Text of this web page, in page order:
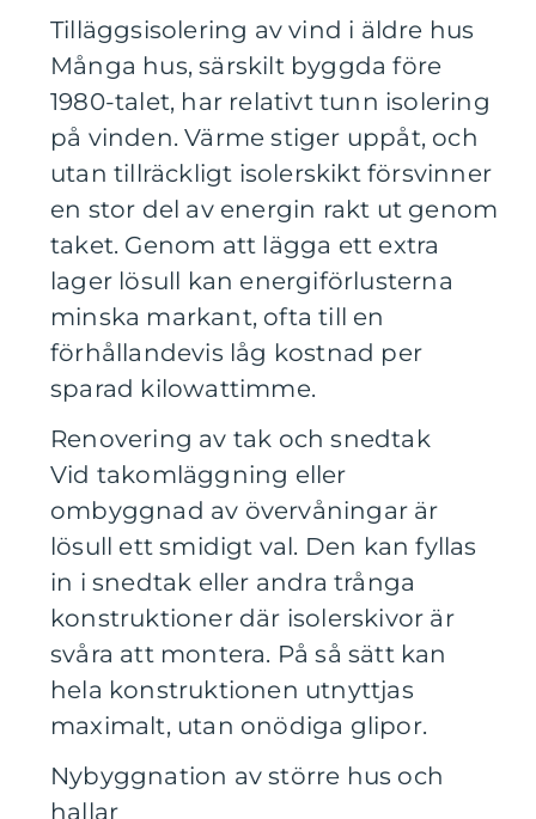
Tilläggsisolering av vind i äldre hus
Många hus, särskilt byggda före
1980-talet, har relativt tunn isolering
på vinden. Värme stiger uppåt, och
utan tillräckligt isolerskikt försvinner
en stor del av energin rakt ut genom
taket. Genom att lägga ett extra
lager lösull kan energiförlusterna
minska markant, ofta till en
förhållandevis låg kostnad per
sparad kilowattimme.
Renovering av tak och snedtak
Vid takomläggning eller
ombyggnad av övervåningar är
lösull ett smidigt val. Den kan fyllas
in i snedtak eller andra trånga
konstruktioner där isolerskivor är
svåra att montera. På så sätt kan
hela konstruktionen utnyttjas
maximalt, utan onödiga glipor.
Nybyggnation av större hus och
hallar